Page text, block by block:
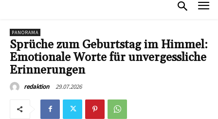
PANORAMA
Sprüche zum Geburtstag im Himmel:
Emotionale Worte für unvergessliche
Erinnerungen
redaktion 29.07.2026